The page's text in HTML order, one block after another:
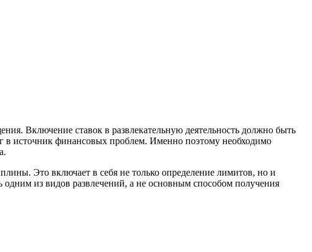
Включение ставок в развлекательную деятельность должно быть
в источник финансовых проблем. Именно поэтому необходимо
Это включает в себя не только определение лимитов, но и
из видов развлечений, а не основным способом получения